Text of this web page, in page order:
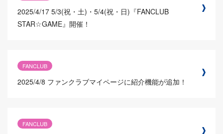
2025/4/17 5/3(祝・土)・5/4(祝・日)『FANCLUB
STAR☆GAME』開催！
FANCLUB
2025/4/8 ファンクラブマイページに紹介機能が追加！
FANCLUB